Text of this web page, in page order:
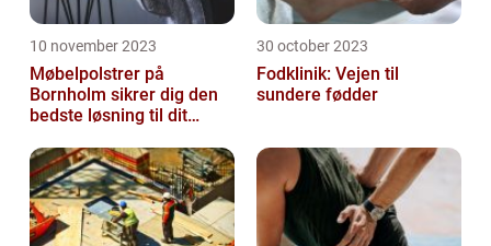
10 november 2023
Møbelpolstrer på
Bornholm sikrer dig den
bedste løsning til dit
30 october 2023
Fodklinik: Vejen til
sundere fødder